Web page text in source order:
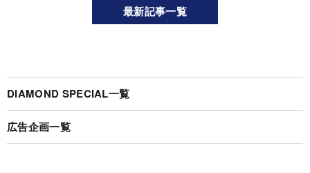
最新記事一覧
DIAMOND SPECIAL一覧
広告企画一覧